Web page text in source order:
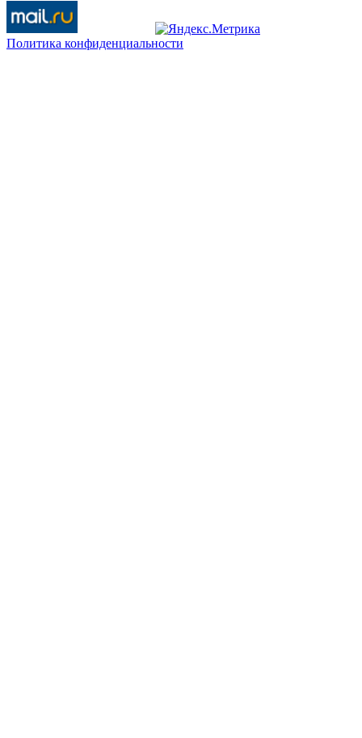
Политика конфиденциальности